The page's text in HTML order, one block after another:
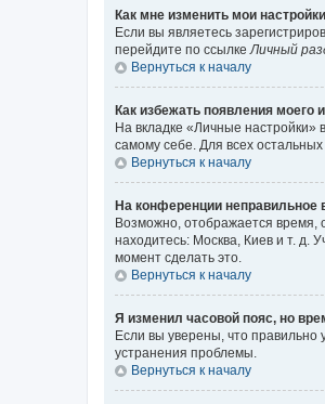
Как мне изменить мои
Если вы являетесь
перейдите по ссылкеЛичный
Вернуться к началу
Как избежать появления моего
На вкладке «Личные
самому себе. Для всех
Вернуться к началу
На конференции неправильное
Возможно, отображается время,
находитесь: Москва, Киев и т. д.
момент сделать это.
Вернуться к началу
Я изменил часовой пояс, но
Если вы уверены, что правильно
устранения проблемы.
Вернуться к началу